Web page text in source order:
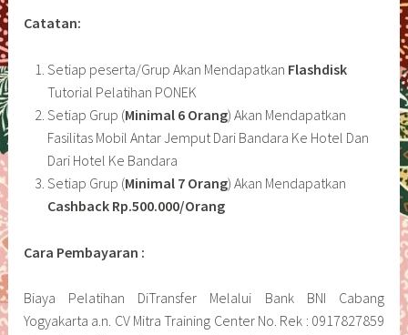
Catatan:
Setiap peserta/Grup Akan Mendapatkan Flashdisk
Tutorial Pelatihan PONEK
Setiap Grup (Minimal 6 Orang) Akan Mendapatkan
Fasilitas Mobil Antar Jemput Dari Bandara Ke Hotel Dan
Dari Hotel Ke Bandara
Setiap Grup (Minimal 7 Orang) Akan Mendapatkan
Cashback Rp.500.000/Orang
Cara Pembayaran :
Biaya Pelatihan DiTransfer Melalui Bank BNI Cabang
Yogyakarta a.n. CV Mitra Training Center No. Rek : 0917827859